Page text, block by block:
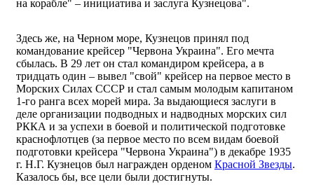
на корабле" – инициатива и заслуга Кузнецова".
Здесь же, на Черном море, Кузнецов принял под
командование крейсер "Червона Украина". Его мечта
сбылась. В 29 лет он стал командиром крейсера, а в
тридцать один – вывел "свой" крейсер на первое место в
Морских Силах СССР и стал самым молодым капитаном
1-го ранга всех морей мира. За выдающиеся заслуги в
деле организации подводных и надводных морских сил
РККА и за успехи в боевой и политической подготовке
краснофлотцев (за первое место по всем видам боевой
подготовки крейсера "Червона Украина") в декабре 1935
г. Н.Г. Кузнецов был награжден орденом Красной Звезды.
Казалось бы, все цели были достигнуты.